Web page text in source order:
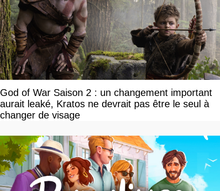
God of War Saison 2 : un changement important
aurait leaké, Kratos ne devrait pas être le seul à
changer de visage